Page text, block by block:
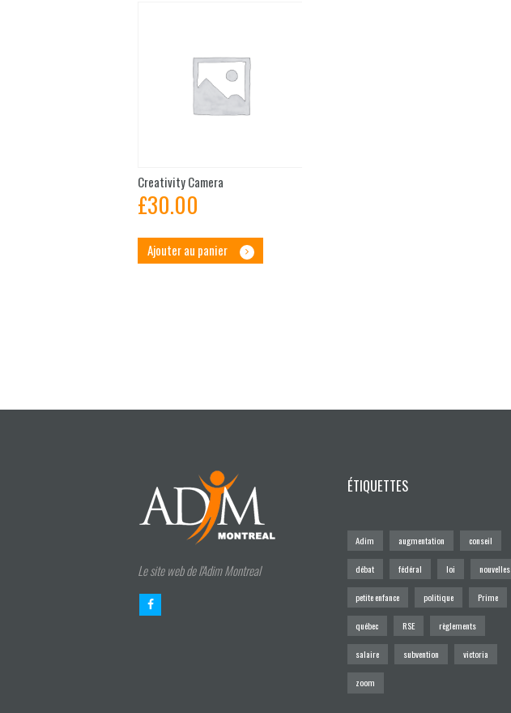
Creativity Camera
£30.00
Ajouter au panier
Le site web de l'Adim Montreal
ÉTIQUETTES
Adim augmentation conseil
débat fédéral loi nouvelles
petite enfance politique Prime
québec RSE règlements
salaire subvention victoria
zoom